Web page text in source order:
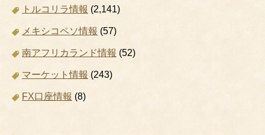
トルコリラ情報 (2,141)
メキシコペソ情報 (57)
南アフリカランド情報 (52)
マーケット情報 (243)
FX口座情報 (8)